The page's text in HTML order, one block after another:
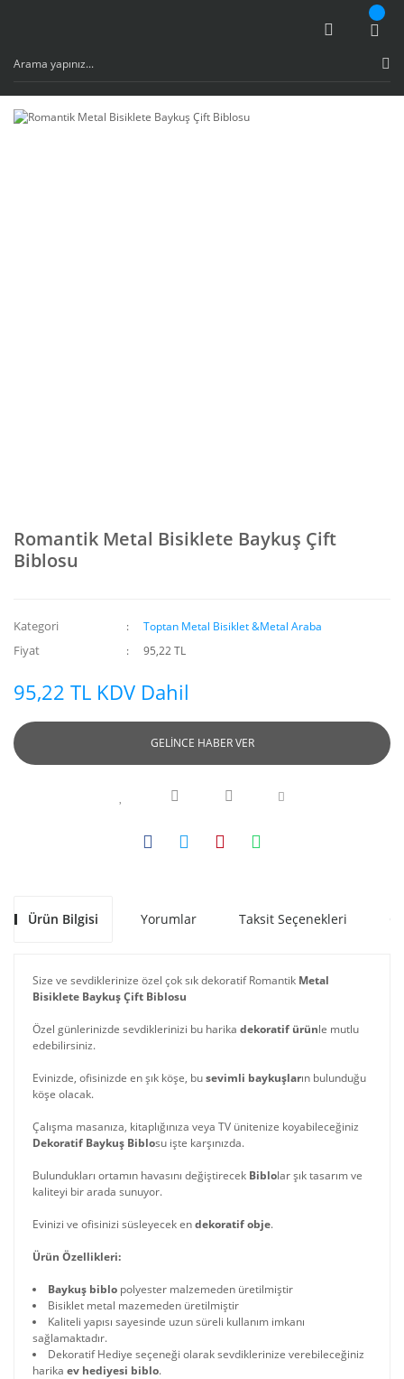
Romantik Metal Bisiklete Baykuş Çift
Biblosu
Kategori Toptan Metal Bisiklet &Metal Araba
Fiyat 95,22 TL
95,22 TL KDV Dahil
GELİNCE HABER VER
Ürün Bilgisi Yorumlar Taksit Seçenekleri
Size ve sevdiklerinize özel çok sık dekoratif Romantik Metal
Bisiklete Baykuş Çift Biblosu
Özel günlerinizde sevdiklerinizi bu harika dekoratif ürünle mutlu
edebilirsiniz.
Evinizde, ofisinizde en şık köşe, busevimli baykuşların bulunduğu
köşe olacak.
Çalışma masanıza, kitaplığınıza veya TV ünitenize koyabileceğiniz
Dekoratif Baykuş Biblosu işte karşınızda.
Bulundukları ortamın havasını değiştirecek Biblolar şık tasarım ve
kaliteyi bir arada sunuyor.
Evinizi ve ofisinizi süsleyecek endekoratif obje.
Ürün Özellikleri:
Baykuş biblo polyester malzemeden üretilmiştir
Bisiklet metal mazemeden üretilmiştir
Kaliteli yapısı sayesinde uzun süreli kullanım imkanı
sağlamaktadır.
Dekoratif Hediye seçeneği olarak sevdiklerinize verebileceğiniz
harika ev hediyesi biblo.